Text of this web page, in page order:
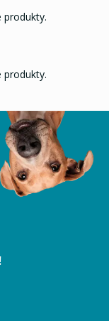
produkty.
produkty.